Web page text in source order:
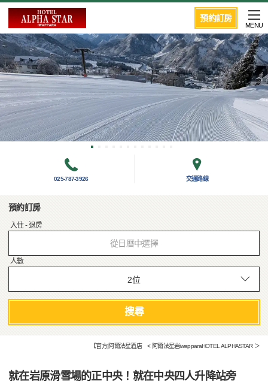
預約訂房
MENU
025-787-3926 交通路線
預約訂房
入住 - 退房
從日曆中選擇
人數
搜尋
【官方]阿爾法星酒店 < 阿爾法星岩iwapparaHOTEL ALPHASTAR ＞
就在岩原滑雪場的正中央！就在中央四人升降站旁